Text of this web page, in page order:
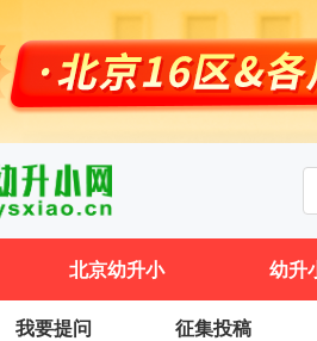
北京幼升小 幼升
我要提问 征集投稿